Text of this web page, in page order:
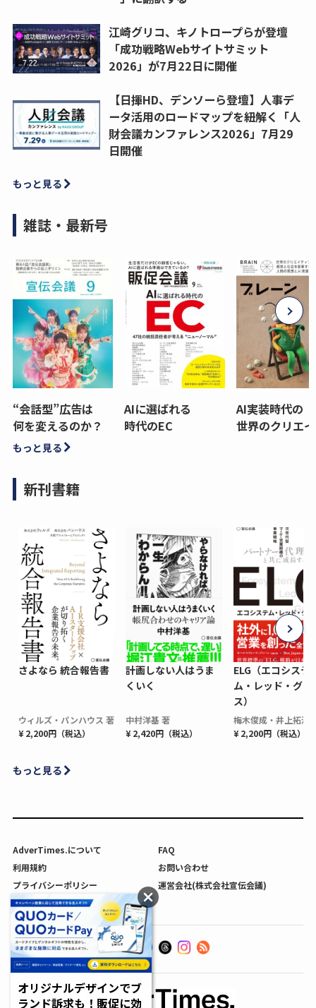
江崎グリコ、キノトロープらが登壇
「成功戦略Webサイトサミット
2026」が7月22日に開催
【日揮HD、デンソーら登壇】人事デ
ータ活用のロードマップを紐解く「人
財会議カンファレンス2026」7月29
日開催
もっと見る
雑誌・最新号
“会話型”広告は
何を変えるのか？
AIに選ばれる
時代のEC
AI実装時代の
世界のクリエ
もっと見る
新刊書籍
さよなら 統合報告書
ウィルズ・パンハウス 著
¥ 2,200円（税込）
計画しない人はうま
くいく
中村洋基 著
¥ 2,420円（税込）
ELG（エコシステ
ム・レッド・グロ
ス）
梅木俊成・井上拓海
¥ 2,200円（税込）
もっと見る
AdverTimes.について
FAQ
利用規約
お問い合わせ
プライバシーポリシー
運営会社(株式会社宣伝会議)
利用者情報の外部送信について
オリジナルデザインでブ
ランド訴求も！販促に効